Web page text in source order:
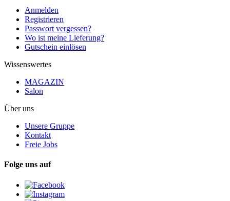
Anmelden
Registrieren
Passwort vergessen?
Wo ist meine Lieferung?
Gutschein einlösen
Wissenswertes
MAGAZIN
Salon
Über uns
Unsere Gruppe
Kontakt
Freie Jobs
Folge uns auf